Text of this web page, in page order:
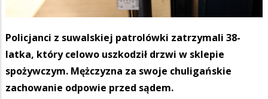
Policjanci z suwalskiej patrolówki zatrzymali 38-
latka, który celowo uszkodził drzwi w sklepie
spożywczym. Mężczyzna za swoje chuligańskie
zachowanie odpowie przed sądem.